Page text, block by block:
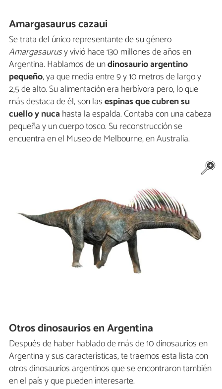
Amargasaurus cazaui
Se trata del único representante de su género
Amargasaurusy vivió hace 130 millones de años en
Argentina. Hablamos de undinosaurio argentino
pequeño, ya que medía entre 9 y 10 metros de largo y
2,5 de alto. Su alimentación era herbívora pero, lo que
más destaca de él, son lasespinas que cubren su
cuello y nucahasta la espalda. Contaba con una cabeza
pequeña y un cuerpo tosco. Su reconstrucción se
encuentra en el Museo de Melbourne, en Australia.
Otros dinosaurios en Argentina
Después de haber hablado de más de 10 dinosaurios en
Argentina y sus características, te traemos esta lista con
otros dinosaurios argentinos que se encontraron también
en el país y que pueden interesarte.